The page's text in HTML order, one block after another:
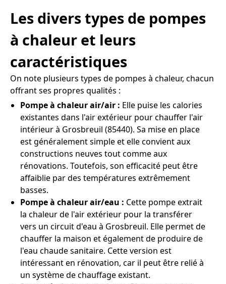
Les divers types de pompes
à chaleur et leurs
caractéristiques
On note plusieurs types de pompes à chaleur, chacun
offrant ses propres qualités :
Pompe à chaleur air/air : Elle puise les calories
existantes dans l'air extérieur pour chauffer l'air
intérieur à Grosbreuil (85440). Sa mise en place
est généralement simple et elle convient aux
constructions neuves tout comme aux
rénovations. Toutefois, son efficacité peut être
affaiblie par des températures extrêmement
basses.
Pompe à chaleur air/eau : Cette pompe extrait
la chaleur de l'air extérieur pour la transférer
vers un circuit d'eau à Grosbreuil. Elle permet de
chauffer la maison et également de produire de
l'eau chaude sanitaire. Cette version est
intéressant en rénovation, car il peut être relié à
un système de chauffage existant.